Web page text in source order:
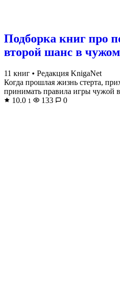
Подборка книг про
второй шанс в
11 книг • Редакция KnigaNet
Когда прошлая жизнь стерта,
принимать правила игры чужой
10.0 1 133 0